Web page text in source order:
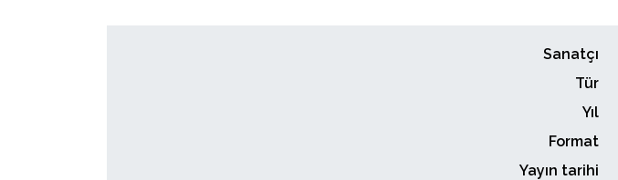
Sanatçı
Tür
Yıl
Format
Yayın tarihi